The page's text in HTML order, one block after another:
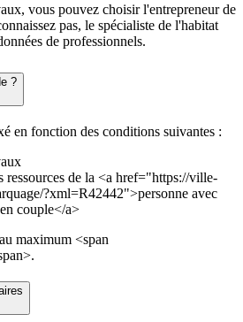
vous pouvez choisir l'entrepreneur de
pas, le spécialiste de l'habitat
de professionnels.
?
en fonction des conditions suivantes :
ressources de la <a href="https://ville-
?xml=R42442">personne avec
couple</a>
maximum <span